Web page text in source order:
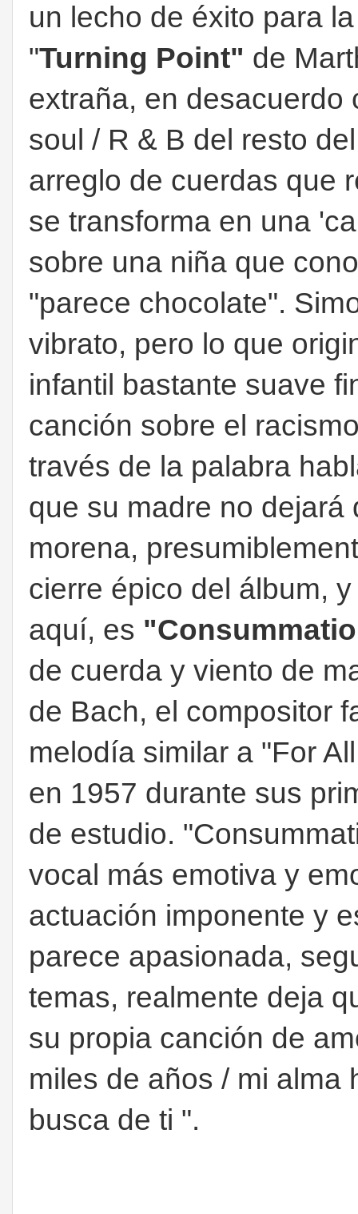
un lecho de éxito para
"Turning Point" de
extraña, en desacuerdo
soul / R & B del resto
arreglo de cuerdas que
se transforma en una
sobre una niña que
"parece chocolate".
vibrato, pero lo que
infantil bastante suave
canción sobre el
través de la palabra
que su madre no
morena,
cierre épico del álbum,
aquí, es
de cuerda y viento de
de Bach, el compositor
melodía similar a "For
en 1957 durante sus
de estudio.
vocal más emotiva y
actuación imponente y
parece apasionada,
temas, realmente deja
su propia canción de
miles de años / mi alma
busca de ti ".